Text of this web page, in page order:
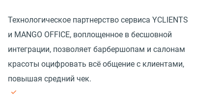
Технологическое партнерство сервиса YCLIENTS
и MANGO OFFICE, воплощенное в бесшовной
интеграции, позволяет барбершопам и салонам
красоты оцифровать всё общение с клиентами,
повышая средний чек.